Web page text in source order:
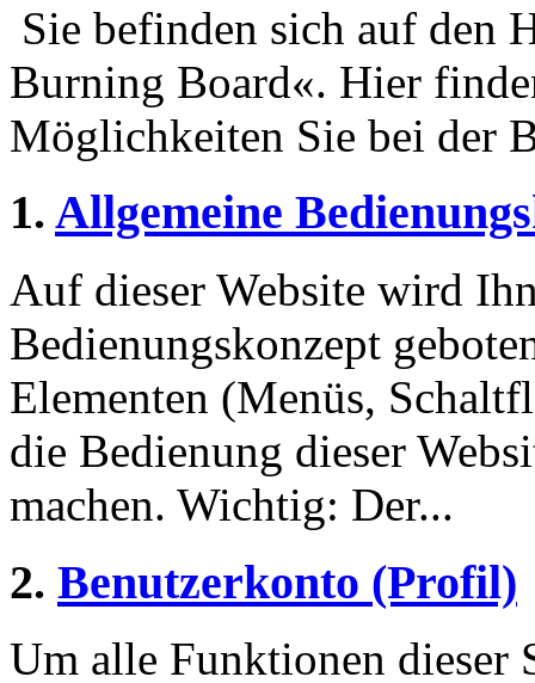
Sie befinden sich auf den
Burning Board«. Hier
Möglichkeiten Sie bei der
1. Allgemeine
Auf dieser Website wird
Bedienungskonzept
Elementen (Menüs,
die Bedienung dieser
machen. Wichtig: Der...
2. Benutzerkonto (Profil)
Um alle Funktionen dieser